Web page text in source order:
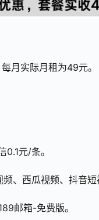
月实际月租为49元。
元/条。
、西瓜视频、抖音
邮箱-免费版。